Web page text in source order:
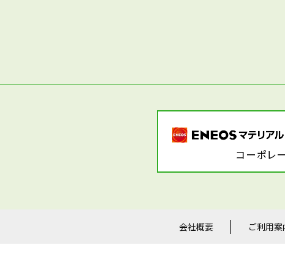
会社概要 ご利用案